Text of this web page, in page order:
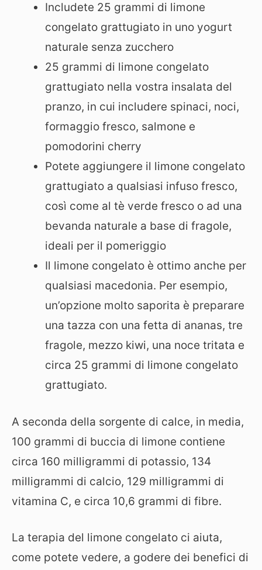
Includete 25 grammi di limone
congelato grattugiato in uno yogurt
naturale senza zucchero
25 grammi di limone congelato
grattugiato nella vostra insalata del
pranzo, in cui includere spinaci, noci,
formaggio fresco, salmone e
pomodorini cherry
Potete aggiungere il limone congelato
grattugiato a qualsiasi infuso fresco,
così come al tè verde fresco o ad una
bevanda naturale a base di fragole,
ideali per il pomeriggio
Il limone congelato è ottimo anche per
qualsiasi macedonia. Per esempio,
un’opzione molto saporita è preparare
una tazza con una fetta di ananas, tre
fragole, mezzo kiwi, una noce tritata e
circa 25 grammi di limone congelato
grattugiato.
A seconda della sorgente di calce, in media,
100 grammi di buccia di limone contiene
circa 160 milligrammi di potassio, 134
milligrammi di calcio, 129 milligrammi di
vitamina C, e circa 10,6 grammi di fibre.
La terapia del limone congelato ci aiuta,
come potete vedere, a godere dei benefici di